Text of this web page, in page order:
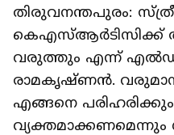
തിരുവനന്തപുരം:
കെഎസ്ആർടിസിക്ക്
വരുത്തും എന്ന്
രാമകൃഷ്ണൻ.
എങ്ങനെ
വ്യക്തമാക്കണമെന്നും